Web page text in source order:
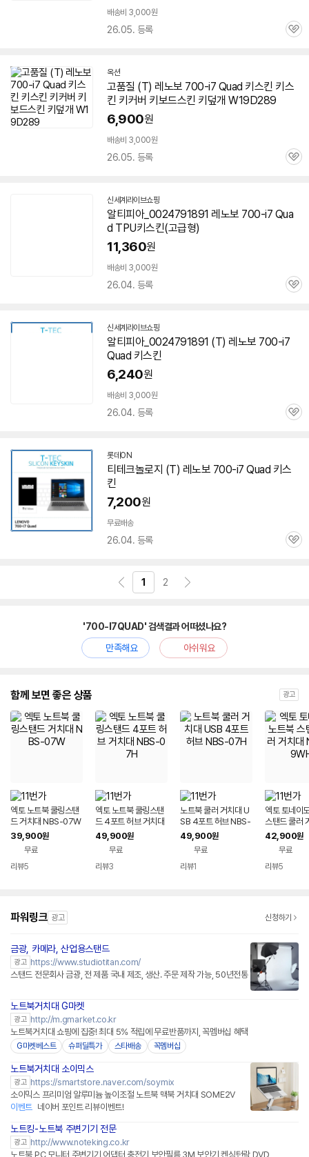
배송비 3,000원
26.05. 등록
관
옥션
고품질 (T) 레노보 700-i7 Quad 키스킨 키스
킨 키커버 키보드스킨 키덮개 W19D289
6,900원
배송비 3,000원
26.05. 등록
관
신세계라이브쇼핑
알티피아_0024791891 레노보 700-i7 Qua
d TPU키스킨(고급형)
11,360원
배송비 3,000원
26.04. 등록
관
신세계라이브쇼핑
알티피아_0024791891 (T) 레노보 700-i7
Quad 키스킨
6,240원
배송비 3,000원
26.04. 등록
관
롯데ON
티테크놀로지 (T) 레노보 700-i7 Quad 키스
킨
7,200원
무료배송
26.04. 등록
관
1 2
'700-I7QUAD' 검색결과 어떠셨나요?
만족해요
아쉬워요
함께 보면 좋은 상품 광고
엑토 노트북 쿨링스탠
드 거치대 NBS-07W
39,900원
무료
리뷰5
엑토 노트북 쿨링스탠
드 4포트 허브 거치대
NBS-07H
49,900원
무료
리뷰3
노트북 쿨러 거치대 U
SB 4포트 허브 NBS-
07H
49,900원
무료
리뷰1
엑토 토네이
스탠드 쿨러
BS-09WH
42,900원
무료
리뷰5
파워링크 광고 신청하기
금광, 카메라, 산업용스탠드
광고 https://www.studiotitan.com/
스탠드 전문회사 금광, 전 제품 국내 제조, 생산. 주문 제작 가능, 50년전통
노트북거치대 G마켓
광고 http://m.gmarket.co.kr
노트북거치대 쇼핑에 집중! 최대 5% 적립에 무료반품까지, 꼭멤버십 혜택
G마켓베스트 슈퍼딜특가 스타배송 꼭멤버십
노트북거치대 소이믹스
광고 https://smartstore.naver.com/soymix
소이믹스 프리미엄 알루미늄 높이조절 노트북 맥북 거치대 SOME2V
이벤트 네이버 포인트 리뷰이벤트!
노트킹-노트북 주변기기 전문
광고 http://www.noteking.co.kr
노트북 PC 모니터 주변기기,어댑터 충전기,보안필름,3M 보안기,켄싱턴락,DVD